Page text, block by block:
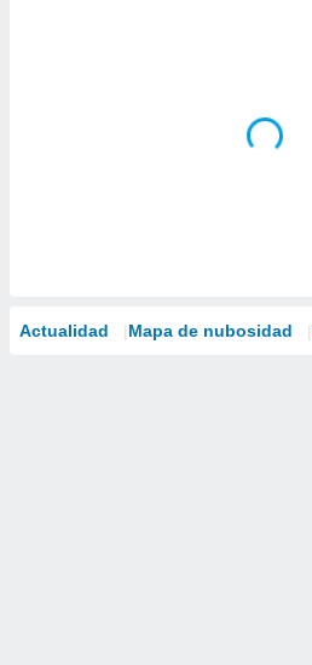
Actualidad Mapa de nubosidad